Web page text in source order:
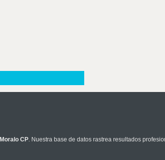
Moralo CP. Nuestra base de datos rastrea resultados